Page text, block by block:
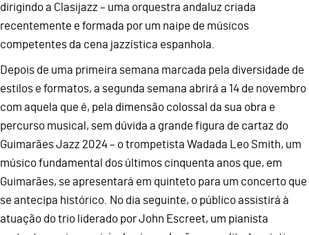
dirigindo a Clasijazz – uma orquestra andaluz criada
recentemente e formada por um naipe de músicos
competentes da cena jazzística espanhola.
Depois de uma primeira semana marcada pela diversidade de
estilos e formatos, a segunda semana abrirá a 14 de novembro
com aquela que é, pela dimensão colossal da sua obra e
percurso musical, sem dúvida a grande figura de cartaz do
Guimarães Jazz 2024 – o trompetista Wadada Leo Smith, um
músico fundamental dos últimos cinquenta anos que, em
Guimarães, se apresentará em quinteto para um concerto que
se antecipa histórico. No dia seguinte, o público assistirá à
atuação do trio liderado por John Escreet, um pianista